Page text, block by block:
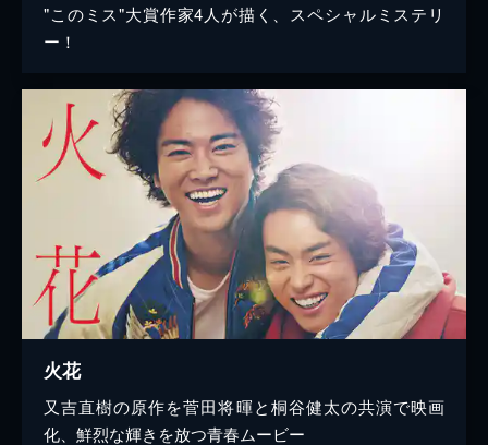
"このミス"大賞作家4人が描く、スペシャルミステリ
ー！
火花
又吉直樹の原作を菅田将暉と桐谷健太の共演で映画
化、鮮烈な輝きを放つ青春ムービー